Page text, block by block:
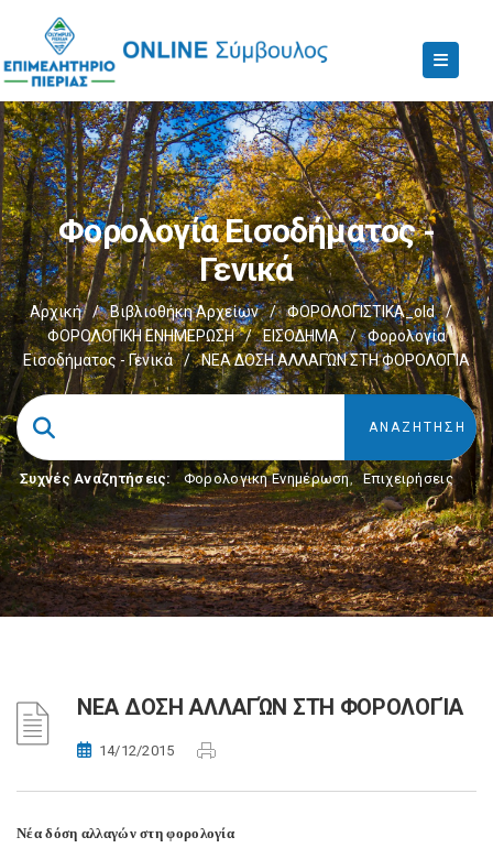
Φορολογία Εισοδήματος -
Γενικά
Αρχική / Βιβλιοθήκη Αρχείων / ΦΟΡΟΛΟΓΙΣΤΙΚΑ_old
/
ΦΟΡΟΛΟΓΙΚΗ ΕΝΗΜΕΡΩΣΗ
/ ΕΙΣΟΔΗΜΑ /
Φορολογία
Εισοδήματος - Γενικά
/ ΝEΑ ΔOΣΗ ΑΛΛΑΓΏΝ ΣΤΗ ΦΟΡΟΛΟΓΊΑ
Συχνές Αναζητήσεις: Φορολογικη Ενημέρωση, Επιχειρήσεις
ΝEΑ ΔOΣΗ ΑΛΛΑΓΏΝ ΣΤΗ ΦΟΡΟΛΟΓΊΑ
14/12/2015
Νέα δόση αλλαγών στη φορολογία